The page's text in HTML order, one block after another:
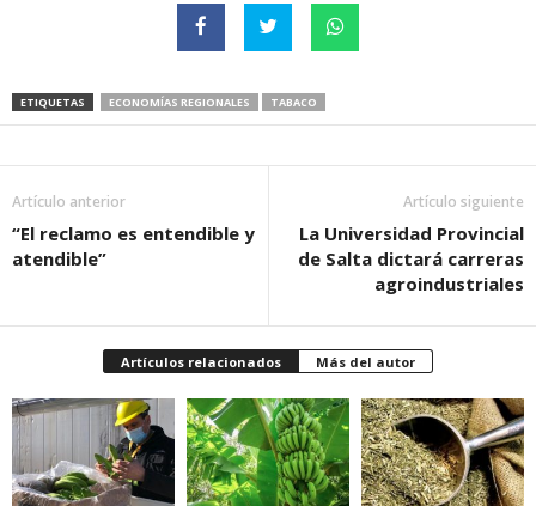
ETIQUETAS ECONOMÍAS REGIONALES TABACO
Artículo anterior
“El reclamo es entendible y
atendible”
Artículo siguiente
La Universidad Provincial
de Salta dictará carreras
agroindustriales
Artículos relacionados Más del autor